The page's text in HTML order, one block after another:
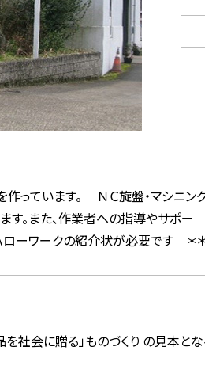
っています。 ＮＣ旋盤・マシニ
また、作業者への指導やサポー
ワークの紹介状が必要です ＊
を社会に贈る」ものづくり の見本